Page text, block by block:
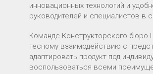
инновационных технологий и
руководителей и специалистов в
Команде Конструкторского бюро
тесному взаимодействию с
адаптировать продукт под
воспользоваться всеми